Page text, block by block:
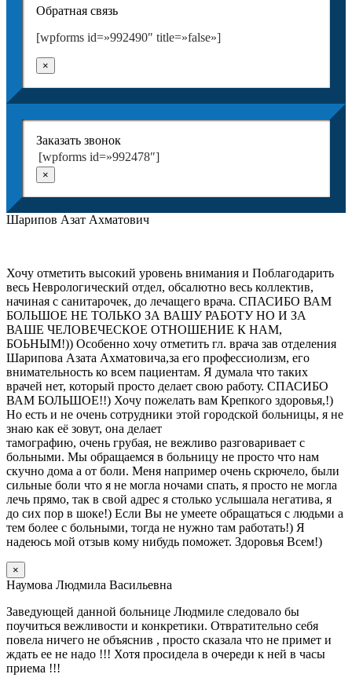
Обратная связь
[wpforms id=»992490″ title=»false»]
×
Заказать звонок
[wpforms id=»992478″]
×
Шарипов Азат Ахматович
Хочу отметить высокий уровень внимания и Поблагодарить
весь Неврологический отдел, обсалютно весь коллектив,
начиная с санитарочек, до лечащего врача. СПАСИБО ВАМ
БОЛЬШОЕ НЕ ТОЛЬКО ЗА ВАШУ РАБОТУ НО И ЗА
ВАШЕ ЧЕЛОВЕЧЕСКОЕ ОТНОШЕНИЕ К НАМ,
БОЬНЫМ!)) Особенно хочу отметить гл. врача зав отделения
Шарипова Азата Ахматовича,за его профессиолизм, его
внимательность ко всем пациентам. Я думала что таких
врачей нет, который просто делает свою работу. СПАСИБО
ВАМ БОЛЬШОЕ!!) Хочу пожелать вам Крепкого здоровья,!)
Но есть и не очень сотрудники этой городской больницы, я не
знаю как её зовут, она делает
тамографию, очень грубая, не вежливо разговаривает с
больными. Мы обращаемся в больницу не просто что нам
скучно дома а от боли. Меня например очень скрючело, были
сильные боли что я не могла ночами спать, я просто не могла
лечь прямо, так в свой адрес я столько услышала негатива, я
до сих пор в шоке!) Если Вы не умеете обращаться с людьми а
тем более с больными, тогда не нужно там работать!) Я
надеюсь мой отзыв кому нибудь поможет. Здоровья Всем!)
×
Наумова Людмила Васильевна
Заведующей данной больнице Людмиле следовало бы
поучиться вежливости и конкретики. Отвратительно себя
повела ничего не объяснив , просто сказала что не примет и
ждать ее не надо !!! Хотя просидела в очереди к ней в часы
приема !!!